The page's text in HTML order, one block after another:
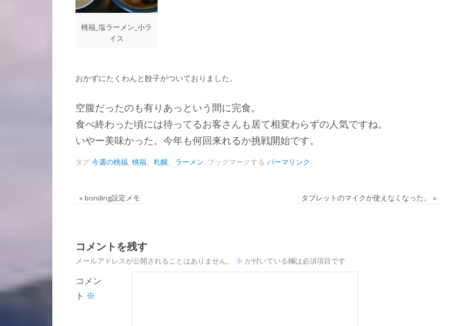
桃福_塩ラーメン_小ラ
イス
おかずにたくわんと餃子がついておりました。
空腹だったのも有りあっという間に完食。
食べ終わった頃には待ってるお客さんも居て相変わらずの人気ですね。
いやー美味かった。今年も何回来れるか挑戦開始です。
タグ 今週の桃福, 桃福、札幌、ラーメン. ブックマークする パーマリンク.
« bonding設定メモ タブレットのマイクが使えなくなった。 »
コメントを残す
メールアドレスが公開されることはありません。 ※ が付いている欄は必須項目です
コメン
ト ※